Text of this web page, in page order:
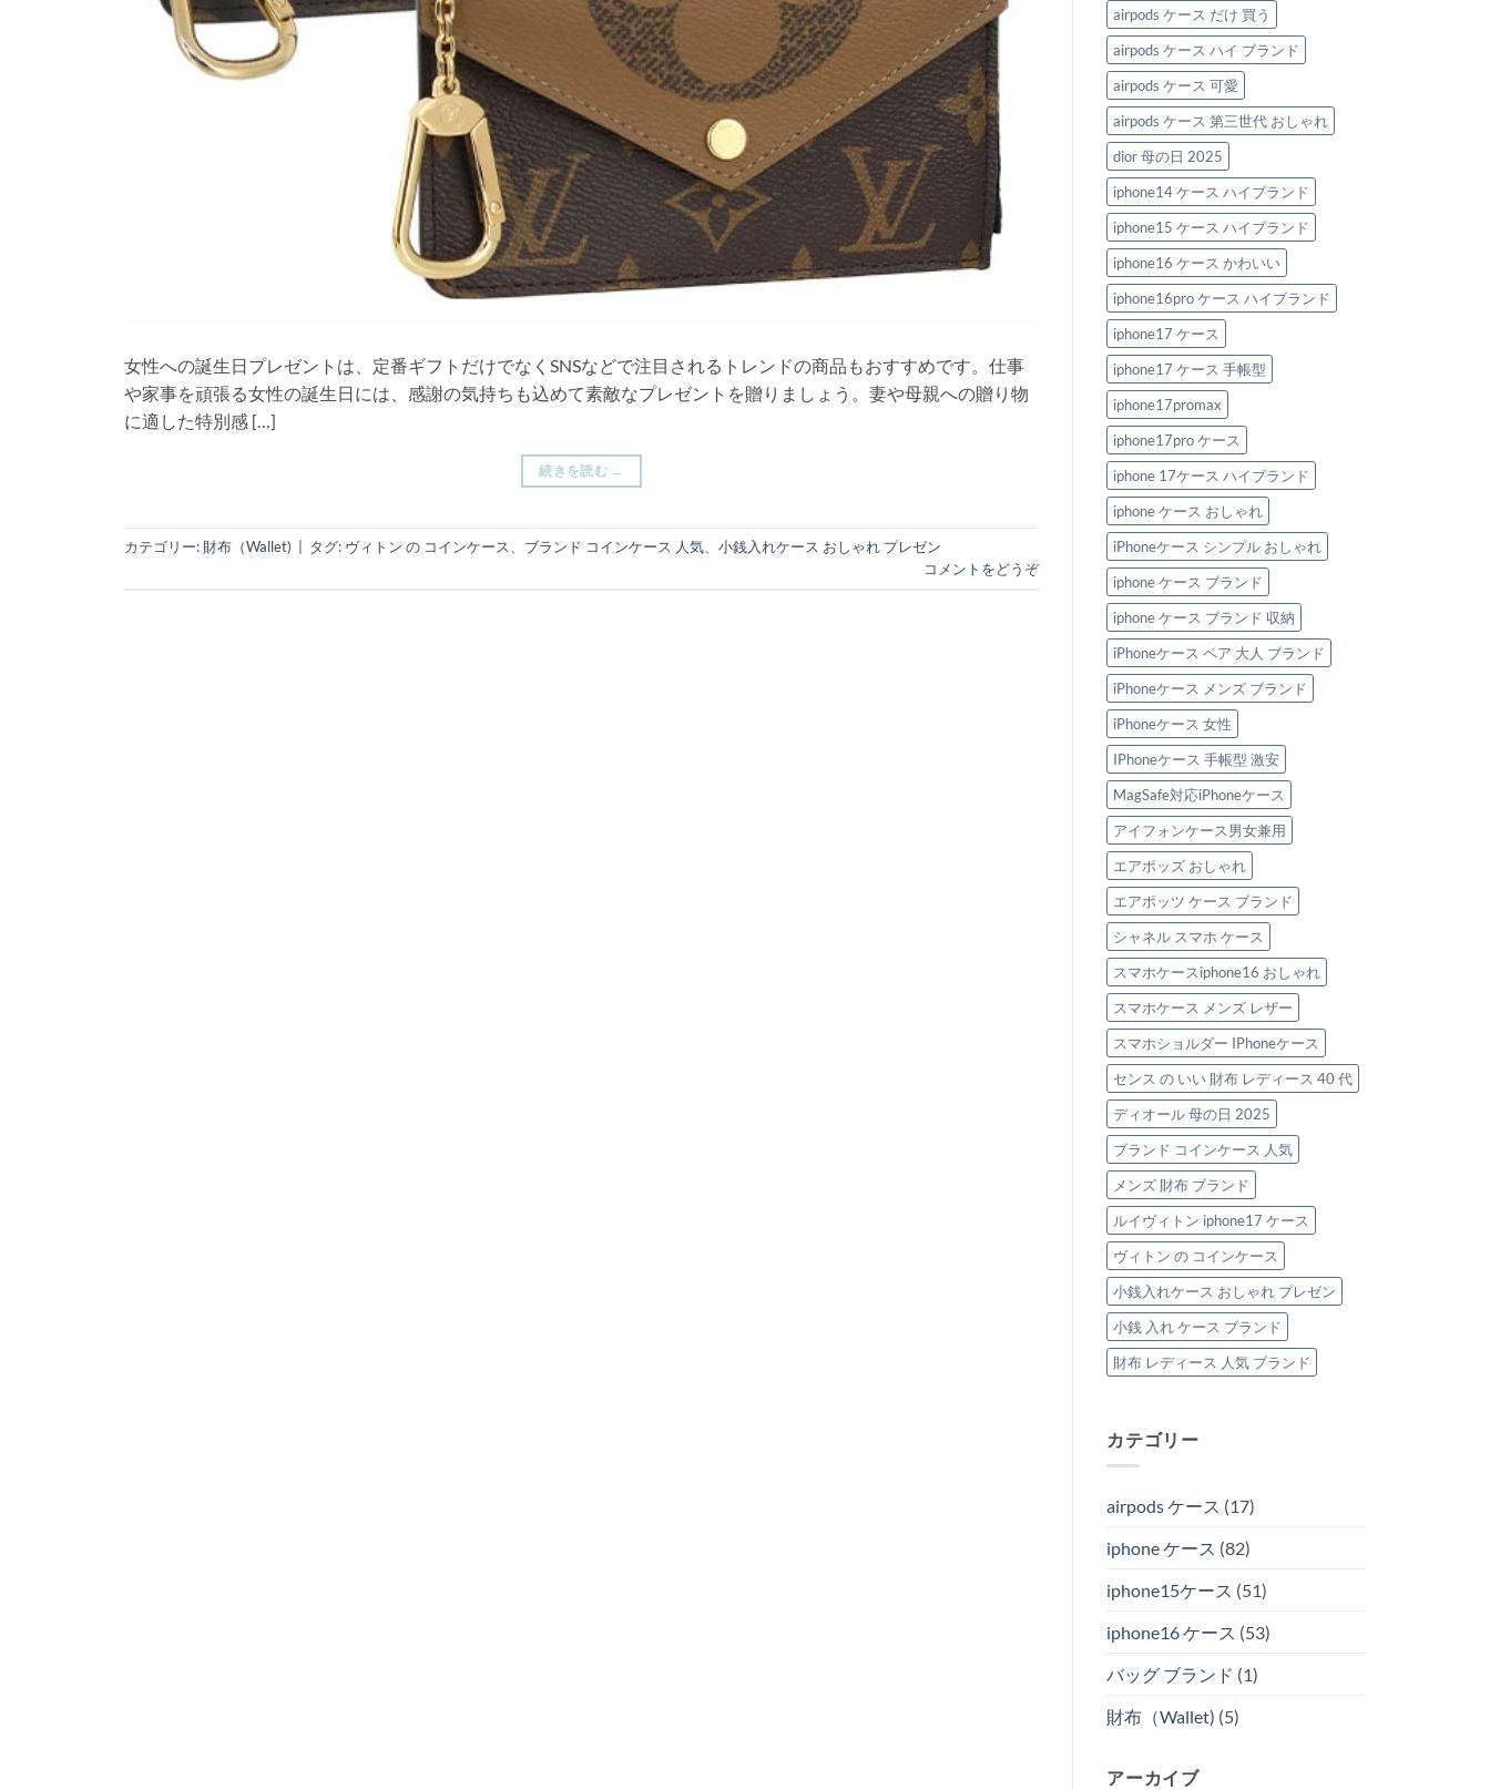
女性への誕生日プレゼントは、定番ギフトだけでなくSNSなどで注目されるトレンドの商品もおすすめです。仕事
や家事を頑張る女性の誕生日には、感謝の気持ちも込めて素敵なプレゼントを贈りましょう。妻や母親への贈り物
に適した特別感 […]
続きを読む →
カテゴリー: 財布（Wallet) タグ: ヴィトン の コインケース ブランド コインケース 人気
小銭入れケース おしゃれ プレゼン
コメントをどうぞ
る！
へ
の
ハ
イ
ブ
ラ
ン
ド
風
iPhone
ケ
ー
ス
5
選
へ
の
ド
風
iPhone
ケ
ー
ス
5
選
へ
の
ラ
ン
ド
風
iPhone
ケ
ー
ス
厳
選
ガ
イ
ド
へ
の
airpods ケース だけ 買う
airpods ケース ハイ ブランド
airpods ケース 可愛
airpods ケース 第三世代 おしゃれ
dior 母の日 2025
iphone14 ケース ハイブランド
iphone15 ケース ハイブランド
iphone16 ケース かわいい
iphone16pro ケース ハイブランド
iphone17 ケース
iphone17 ケース 手帳型
iphone17promax
iphone17pro ケース
iphone 17ケース ハイブランド
iphone ケース おしゃれ
iPhoneケース シンプル おしゃれ
iphone ケース ブランド
iphone ケース ブランド 収納
iPhoneケース ペア 大人 ブランド
iPhoneケース メンズ ブランド
iPhoneケース 女性
IPhoneケース 手帳型 激安
MagSafe対応iPhoneケース
アイフォンケース男女兼用
エアポッズ おしゃれ
エアポッツ ケース ブランド
シャネル スマホ ケース
スマホケースiphone16 おしゃれ
スマホケース メンズ レザー
スマホショルダー IPhoneケース
センス の いい 財布 レディース 40 代
ディオール 母の日 2025
ブランド コインケース 人気
メンズ 財布 ブランド
ルイヴィトン iphone17 ケース
ヴィトン の コインケース
小銭入れケース おしゃれ プレゼン
小銭 入れ ケース ブランド
財布 レディース 人気 ブランド
カテゴリー
airpods ケース (17)
iphone ケース (82)
iphone15ケース (51)
iphone16 ケース (53)
バッグ ブランド (1)
財布（Wallet) (5)
アーカイブ